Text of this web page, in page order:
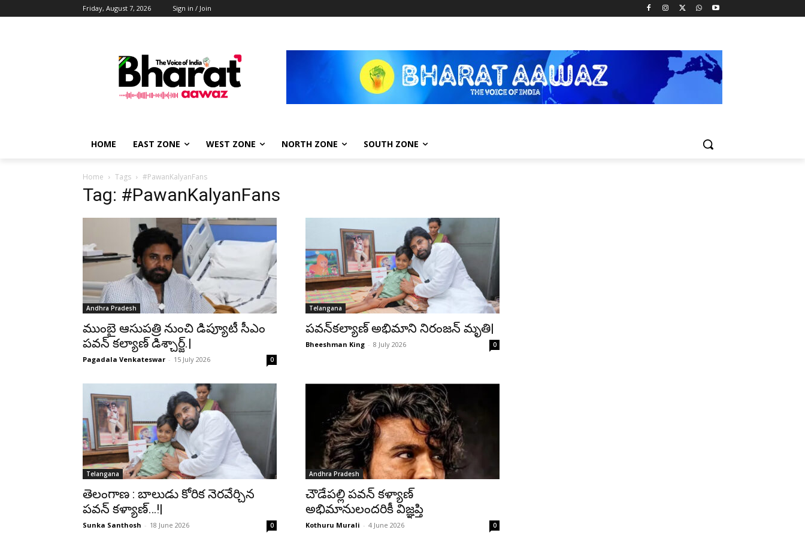
Friday, August 7, 2026 Sign in / Join
HOME EAST ZONE WEST ZONE NORTH ZONE SOUTH ZONE
Home Tags #PawanKalyanFans
Tag: #PawanKalyanFans
Andhra Pradesh
ముంబై ఆసుపత్రి నుంచి డిప్యూటీ సీఎం
పవన్ కల్యాణ్ డిశ్చార్జ్.|
Pagadala Venkateswar - 15 July 2026 0
Telangana
పవన్‌కల్యాణ్ అభిమాని నిరంజన్‌ మృతి|
Bheeshman King - 8 July 2026 0
Telangana
తెలంగాణ : బాలుడు కోరిక నెరవేర్చిన
పవన్ కళ్యాణ్…!|
Sunka Santhosh - 18 June 2026 0
Andhra Pradesh
చౌడేపల్లి పవన్ కళ్యాణ్
అభిమానులందరికీ విజ్ఞప్తి
Kothuru Murali - 4 June 2026 0